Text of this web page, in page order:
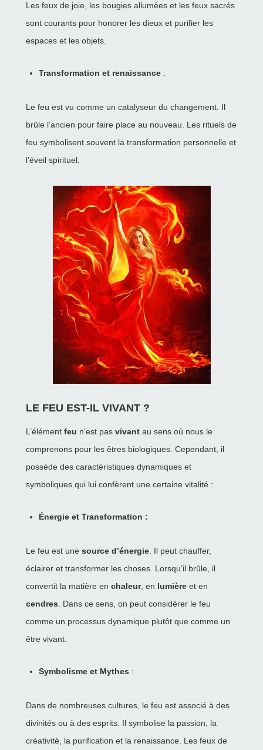
Les feux de joie, les bougies allumées et les feux sacrés
sont courants pour honorer les dieux et purifier les
espaces et les objets.
Transformation et renaissance:
Le feu est vu comme un catalyseur du changement. Il
brûle l’ancien pour faire place au nouveau. Les rituels de
feu symbolisent souvent la transformation personnelle et
l’éveil spirituel.
LE FEU EST-IL VIVANT ?
L’élément feu n’est pas vivant au sens où nous le
comprenons pour les êtres biologiques. Cependant, il
possède des caractéristiques dynamiques et
symboliques qui lui confèrent une certaine vitalité :
Énergie et Transformation :
Le feu est une source d’énergie . Il peut chauffer,
éclairer et transformer les choses. Lorsqu’il brûle, il
convertit la matière en chaleur, en lumière et en
cendres . Dans ce sens, on peut considérer le feu
comme un processus dynamique plutôt que comme un
être vivant.
Symbolisme et Mythes :
Dans de nombreuses cultures, le feu est associé à des
divinités ou à des esprits. Il symbolise la passion, la
créativité, la purification et la renaissance. Les feux de